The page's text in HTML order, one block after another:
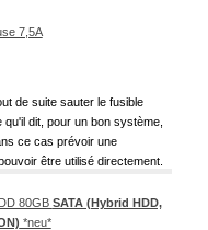
7,5A
de suite sauter le fusible
dit, pour un bon système,
ce cas prévoir une
être utilisé directement.
80GB SATA (Hybrid HDD,
*neu*